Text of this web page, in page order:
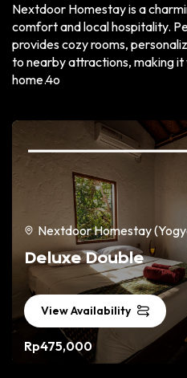
Nextdoor Homestay is a
comfort and local hospitality.
provides cozy rooms,
to nearby attractions, making
home.4o
Nextdoor Homestay
Deluxe Double
View Availability
Rp475,000